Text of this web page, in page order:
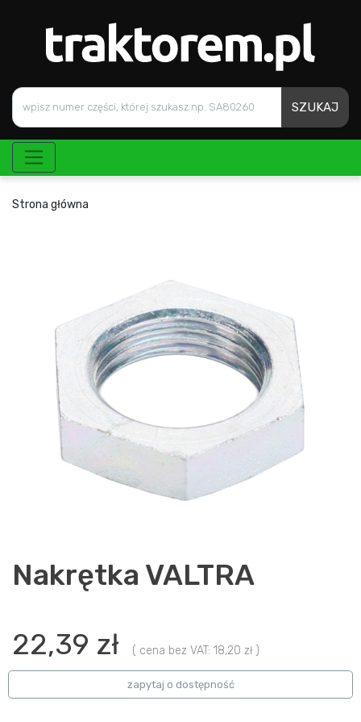
SZUKAJ
Strona główna
Nakrętka VALTRA
22,39 zł
( cena bez VAT: 18,20 zł )
zapytaj o dostępność